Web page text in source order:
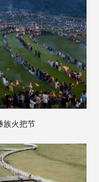
族火把节